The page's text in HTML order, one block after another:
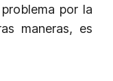
por la
maneras, es